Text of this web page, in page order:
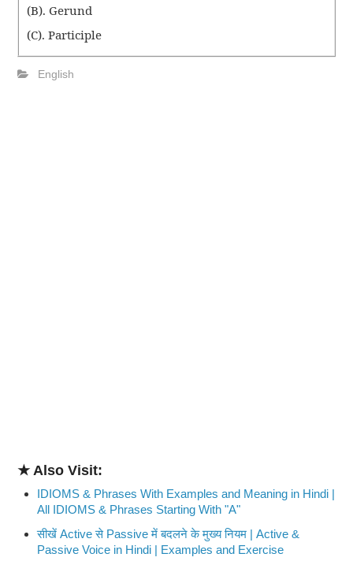
(B). Gerund
(C). Participle
English
★ Also Visit:
IDIOMS & Phrases With Examples and Meaning in Hindi |
All IDIOMS & Phrases Starting With "A"
सीखें Active से Passive में बदलने के मुख्य नियम | Active &
Passive Voice in Hindi | Examples and Exercise